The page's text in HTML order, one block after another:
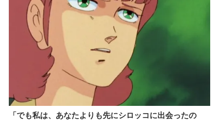
「でも私は、あなたよりも先にシロッコに出会ったの